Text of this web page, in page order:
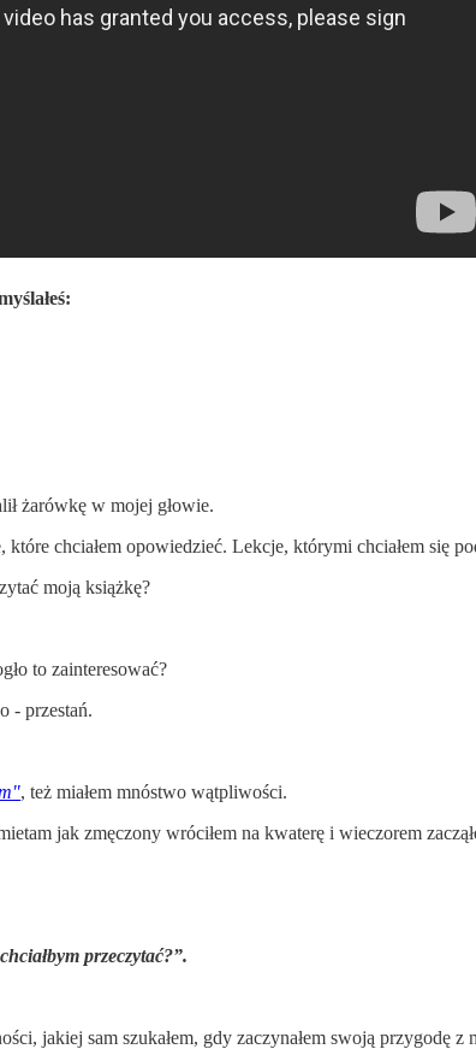
żarówkę w mojej głowie.
które chciałem opowiedzieć. Lekcje, którymi chciałem się
moją książkę?
to zainteresować?
- przestań.
, też miałem mnóstwo wątpliwości.
jak zmęczony wróciłem na kwaterę i wieczorem
przeczytać?”.
jakiej sam szukałem, gdy zaczynałem swoją przygodę z